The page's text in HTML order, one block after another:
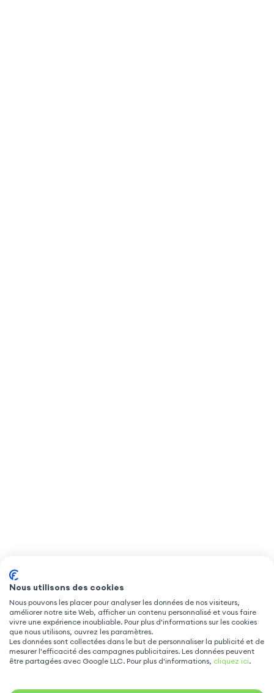
Nous utilisons des cookies
Nous pouvons les placer pour analyser les données de nos visiteurs,
améliorer notre site Web, afficher un contenu personnalisé et vous faire
vivre une expérience inoubliable. Pour plus d'informations sur les cookies
que nous utilisons, ouvrez les paramètres.
Les données sont collectées dans le but de personnaliser la publicité et de
mesurer l'efficacité des campagnes publicitaires. Les données peuvent
être partagées avec Google LLC. Pour plus d'informations, cliquez ici.